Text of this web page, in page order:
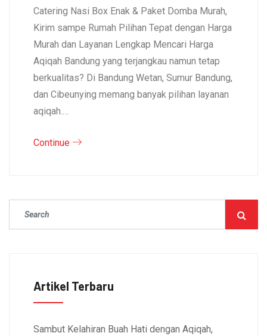
Catering Nasi Box Enak & Paket Domba Murah,
Kirim sampe Rumah Pilihan Tepat dengan Harga
Murah dan Layanan Lengkap Mencari Harga
Aqiqah Bandung yang terjangkau namun tetap
berkualitas? Di Bandung Wetan, Sumur Bandung,
dan Cibeunying memang banyak pilihan layanan
aqiqah.…
Continue
Artikel Terbaru
Sambut Kelahiran Buah Hati dengan Aqiqah,